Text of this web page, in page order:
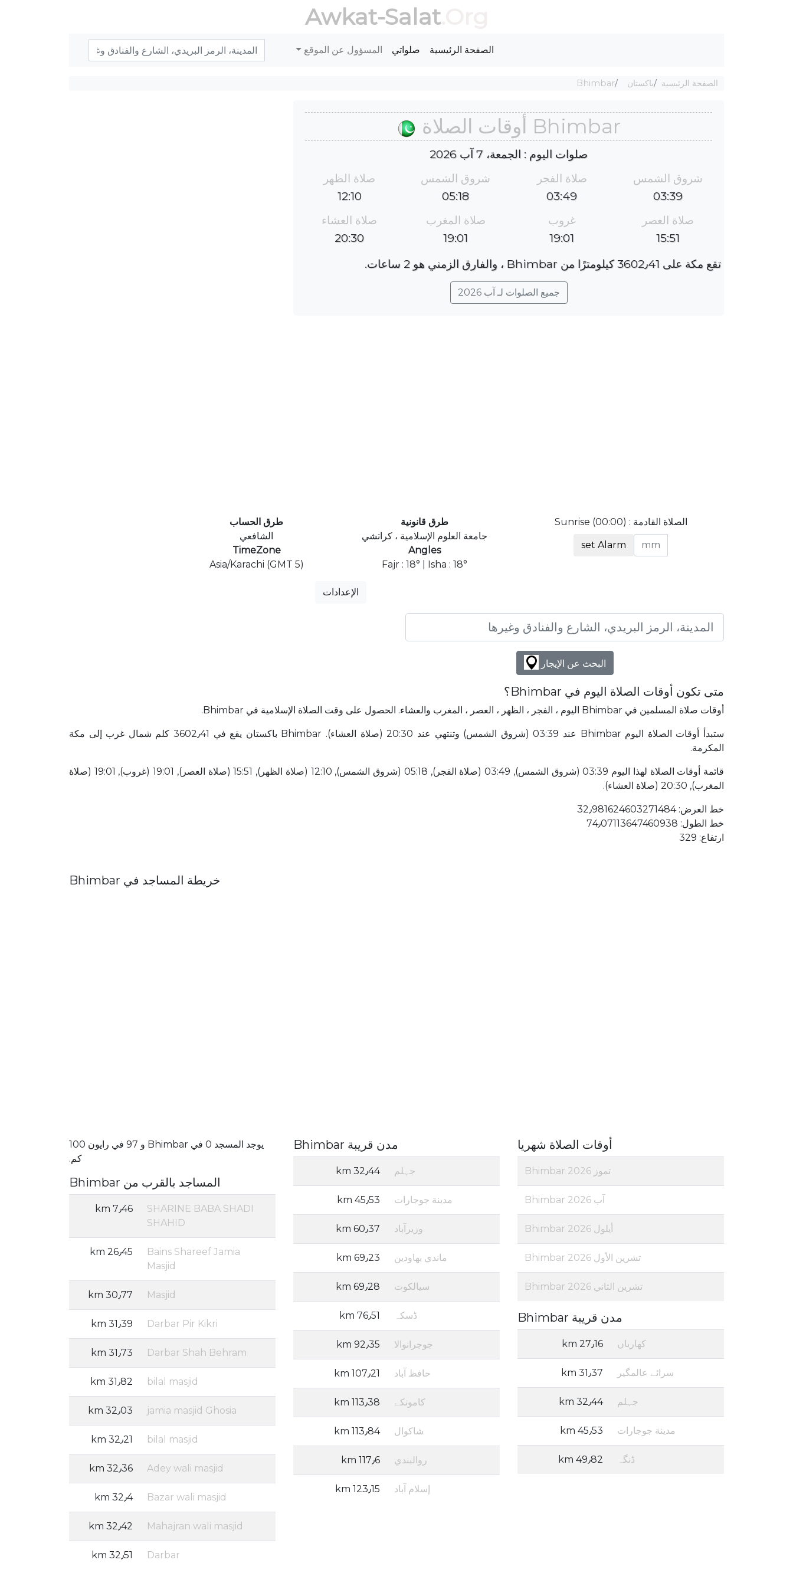
Awkat-Salat.Org
الصفحة الرئيسية صلواتي المسؤول عن الموقع
الصفحة الرئيسية باكستان Bhimbar
Bhimbar أوقات الصلاة
صلوات اليوم : الجمعة، 7 آب 2026
شروق الشمس
03:39
صلاة الفجر
03:49
شروق الشمس
05:18
صلاة الظهر
12:10
صلاة العصر
15:51
غروب
19:01
صلاة المغرب
19:01
صلاة العشاء
20:30
تقع مكة على 3602٫41 كيلومترًا من Bhimbar ، والفارق الزمني هو 2 ساعات.
جميع الصلوات لـ آب 2026
الصلاة القادمة : Sunrise (00:00)
set Alarm
طرق قانونية
جامعة العلوم الإسلامية ، كراتشي
طرق الحساب
الشافعي
Angles
Fajr : 18° | Isha : 18°
TimeZone
Asia/Karachi (GMT 5)
الإعدادات
البحث عن الإيجار
متى تكون أوقات الصلاة اليوم في Bhimbar؟
أوقات صلاة المسلمين في Bhimbar اليوم ، الفجر ، الظهر ، العصر ، المغرب والعشاء. الحصول على وقت الصلاة الإسلامية في Bhimbar.
ستبدأ أوقات الصلاة اليوم Bhimbar عند 03:39 (شروق الشمس) وتنتهي عند 20:30 (صلاة العشاء). Bhimbar باكستان يقع في 3602٫41 كلم شمال غرب إلى مكة
المكرمة.
قائمة أوقات الصلاة لهذا اليوم 03:39 (شروق الشمس), 03:49 (صلاة الفجر), 05:18 (شروق الشمس), 12:10 (صلاة الظهر), 15:51 (صلاة العصر), 19:01 (غروب), 19:01 (صلاة
المغرب), 20:30 (صلاة العشاء).
خط العرض: 32٫981624603271484
خط الطول: 74٫07113647460938
ارتفاع: 329
خريطة المساجد في Bhimbar
أوقات الصلاة شهريا
تموز 2026 Bhimbar
آب 2026 Bhimbar
أيلول 2026 Bhimbar
تشرين الأول 2026 Bhimbar
تشرين الثاني 2026 Bhimbar
مدن قريبة Bhimbar
کھاریاں 27٫16 km
سرائے عالمگیر 31٫37 km
جہلم 32٫44 km
مدينة جوجارات 45٫53 km
ڈنگہ 49٫82 km
مدن قريبة Bhimbar
جہلم 32٫44 km
مدينة جوجارات 45٫53 km
وزیرآباد 60٫37 km
ماندي بهاودين 69٫23 km
سيالكوت 69٫28 km
ڈسکہ 76٫51 km
جوجرانوالا 92٫35 km
حافظ آباد 107٫21 km
کامونکے 113٫38 km
شاكوال 113٫84 km
روالبندي 117٫6 km
إسلام آباد 123٫15 km
يوجد المسجد 0 في Bhimbar و 97 في رايون 100
كم.
المساجد بالقرب من Bhimbar
SHARINE BABA SHADI
SHAHID
7٫46 km
Bains Shareef Jamia
Masjid
26٫45 km
Masjid 30٫77 km
Darbar Pir Kikri 31٫39 km
Darbar Shah Behram 31٫73 km
bilal masjid 31٫82 km
jamia masjid Ghosia 32٫03 km
bilal masjid 32٫21 km
Adey wali masjid 32٫36 km
Bazar wali masjid 32٫4 km
Mahajran wali masjid 32٫42 km
Darbar 32٫51 km